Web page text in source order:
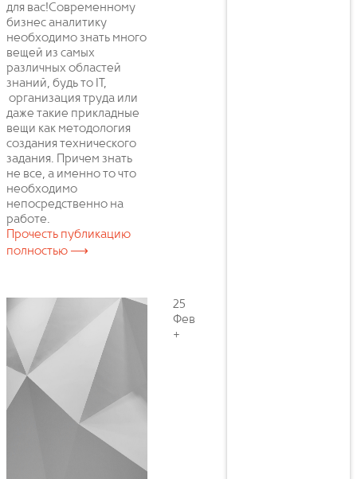
для вас!Современному
бизнес аналитику
необходимо знать много
вещей из самых
различных областей
знаний, будь то IT,
организация труда или
даже такие прикладные
вещи как методология
создания технического
задания. Причем знать
не все, а именно то что
необходимо
непосредственно на
работе.
Прочесть публикацию
полностью ⟶
25
Фев
+